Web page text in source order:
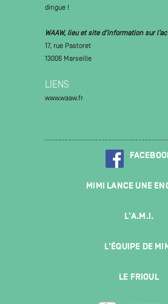
dingue !
WAAW, lieu et site d’information sur
17, rue Pastoret
13006 Marseille
LIENS
www.waaw.fr
MIMI LANCE UNE
L'A.M.I.
L'ÉQUIPE DE
LE FRIOUL